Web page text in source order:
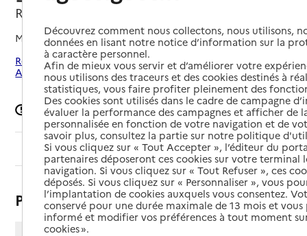
Rives-du-Loir-en-Anjou, MAINE-ET-LOIRE
Mis à jour le08/06/2026
Rechercher les établissements autour de Rives-du-Loir-en-
Anjou
Signaler une erreur
Sommaire
Présentation
Découvrez comment nous collectons, nous utilisons,
données en lisant notre notice d’information sur la
à caractère personnel.
Afin de mieux vous servir et d’améliorer votre
nous utilisons des traceurs et des cookies destinés à
statistiques, vous faire profiter pleinement des
Des cookies sont utilisés dans le cadre de campagne
évaluer la performance des campagnes et afficher de
personnalisée en fonction de votre navigation et de
savoir plus, consultez la partie sur notre politique
Si vous cliquez sur « Tout Accepter », l’éditeur du
partenaires déposeront ces cookies sur votre terminal
navigation. Si vous cliquez sur « Tout Refuser », ces
déposés. Si vous cliquez sur « Personnaliser », vous
l’implantation de cookies auxquels vous consentez.
conservé pour une durée maximale de 13 mois et
informé et modifier vos préférences à tout moment
cookies ».